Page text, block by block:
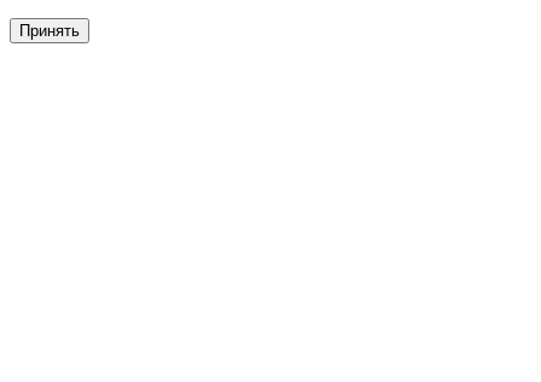
Принять